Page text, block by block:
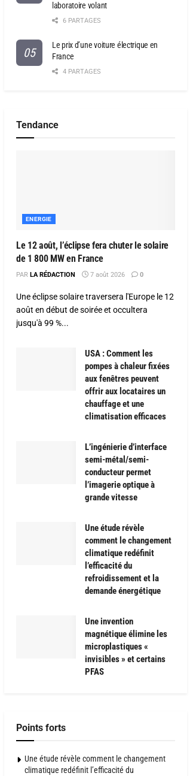
laboratoire volant
6 PARTAGES
Le prix d’une voiture électrique en
France
4 PARTAGES
Tendance
ENERGIE
Le 12 août, l’éclipse fera chuter le solaire
de 1 800 MW en France
PAR LA RÉDACTION 7 août 2026 0
Une éclipse solaire traversera l'Europe le 12
août en début de soirée et occultera
jusqu'à 99 %...
USA : Comment les
pompes à chaleur fixées
aux fenêtres peuvent
offrir aux locataires un
chauffage et une
climatisation efficaces
L’ingénierie d’interface
semi-métal/semi-
conducteur permet
l’imagerie optique à
grande vitesse
Une étude révèle
comment le changement
climatique redéfinit
l’efficacité du
refroidissement et la
demande énergétique
Une invention
magnétique élimine les
microplastiques «
invisibles » et certains
PFAS
Points forts
Une étude révèle comment le changement
climatique redéfinit l’efficacité du